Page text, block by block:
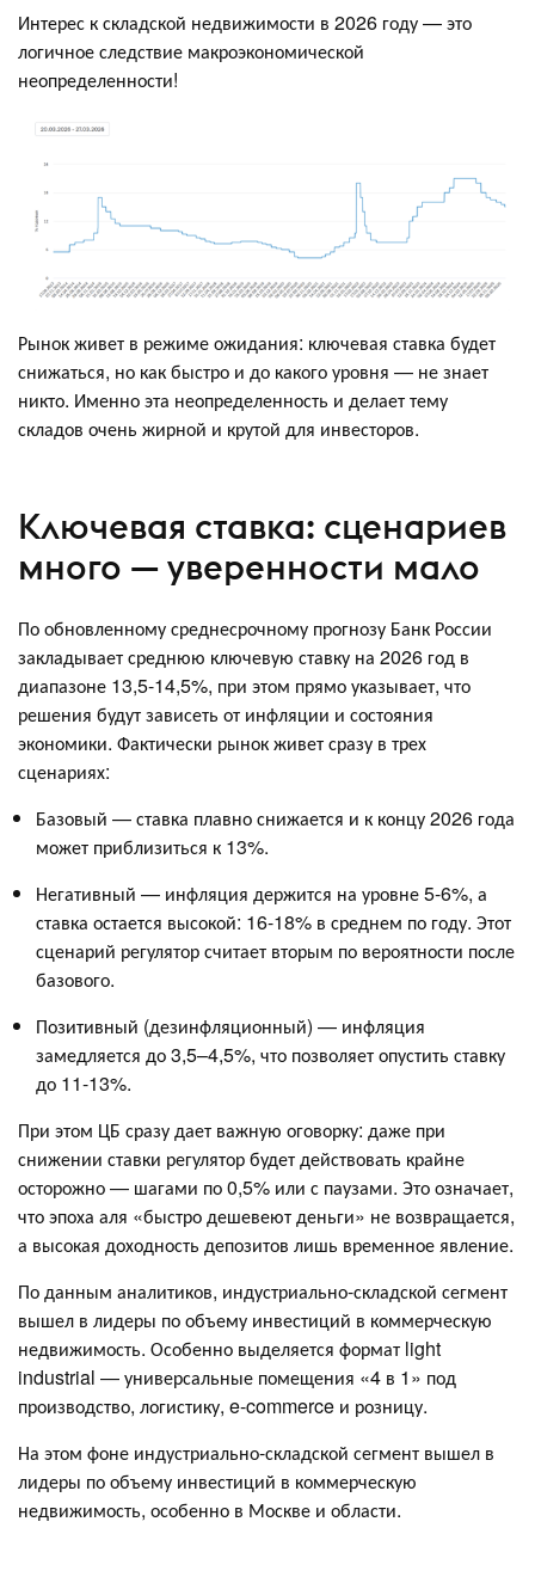
Интерес к складской недвижимости в 2026 году — это
логичное следствие макроэкономической
неопределенности!
Рынок живет в режиме ожидания: ключевая ставка будет
снижаться, но как быстро и до какого уровня — не знает
никто. Именно эта неопределенность и делает тему
складов очень жирной и крутой для инвесторов.
Ключевая ставка: сценариев
много — уверенности мало
По обновленному среднесрочному прогнозу Банк России
закладывает среднюю ключевую ставку на 2026 год в
диапазоне 13,5-14,5%, при этом прямо указывает, что
решения будут зависеть от инфляции и состояния
экономики. Фактически рынок живет сразу в трех
сценариях:
Базовый — ставка плавно снижается и к концу 2026 года
может приблизиться к 13%.
Негативный — инфляция держится на уровне 5-6%, а
ставка остается высокой: 16-18% в среднем по году. Этот
сценарий регулятор считает вторым по вероятности после
базового.
Позитивный (дезинфляционный) — инфляция
замедляется до 3,5–4,5%, что позволяет опустить ставку
до 11-13%.
При этом ЦБ сразу дает важную оговорку: даже при
снижении ставки регулятор будет действовать крайне
осторожно — шагами по 0,5% или с паузами. Это означает,
что эпоха аля «быстро дешевеют деньги» не возвращается,
а высокая доходность депозитов лишь временное явление.
По данным аналитиков, индустриально-складской сегмент
вышел в лидеры по объему инвестиций в коммерческую
недвижимость. Особенно выделяется формат light
industrial — универсальные помещения «4 в 1» под
производство, логистику, e-commerce и розницу.
На этом фоне индустриально-складской сегмент вышел в
лидеры по объему инвестиций в коммерческую
недвижимость, особенно в Москве и области.